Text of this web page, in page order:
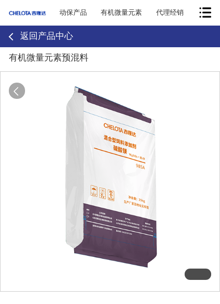
动保产品 有机微量元素 代理经销
返回产品中心
有机微量元素预混料